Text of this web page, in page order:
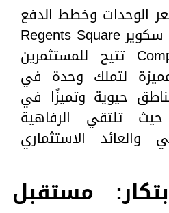
الوحدات وخطط الدفع
في كمبوند ريجنتس سكوير Regents Square
Compound New Cairo تتيح للمستثمرين
لتملك وحدة في
حيوية وتميزًا في
حيث تلتقي الرفاهية
والعائد الاستثماري
مستقبل